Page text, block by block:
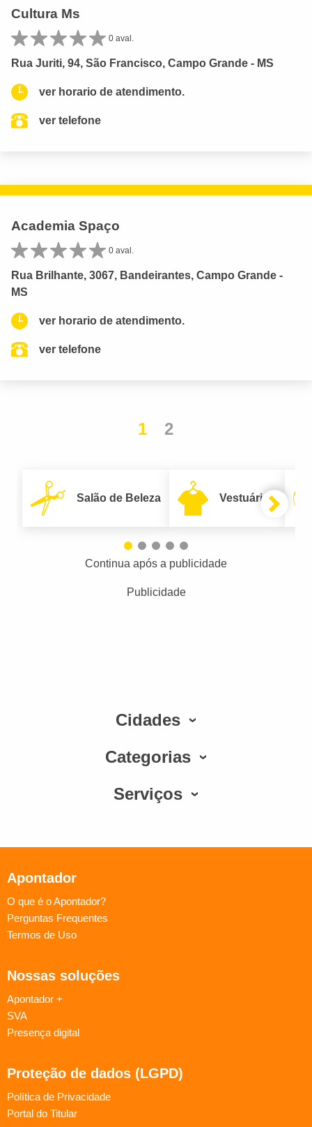
Cultura Ms
0 aval.
Rua Juriti, 94, São Francisco, Campo Grande - MS
ver horario de atendimento.
ver telefone
Academia Spaço
0 aval.
Rua Brilhante, 3067, Bandeirantes, Campo Grande -
MS
ver horario de atendimento.
ver telefone
1 2
Salão de Beleza Vestuário
Continua após a publicidade
Publicidade
Cidades
Categorias
Serviços
Apontador
O que é o Apontador?
Perguntas Frequentes
Termos de Uso
Nossas soluções
Apontador +
SVA
Presença digital
Proteção de dados (LGPD)
Política de Privacidade
Portal do Titular